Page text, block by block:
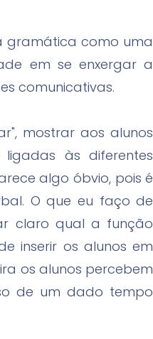
gramática como uma
em se enxergar a
comunicativas.
mostrar aos alunos
às diferentes
algo óbvio, pois é
O que eu faço de
claro qual a função
inserir os alunos em
os alunos percebem
de um dado tempo